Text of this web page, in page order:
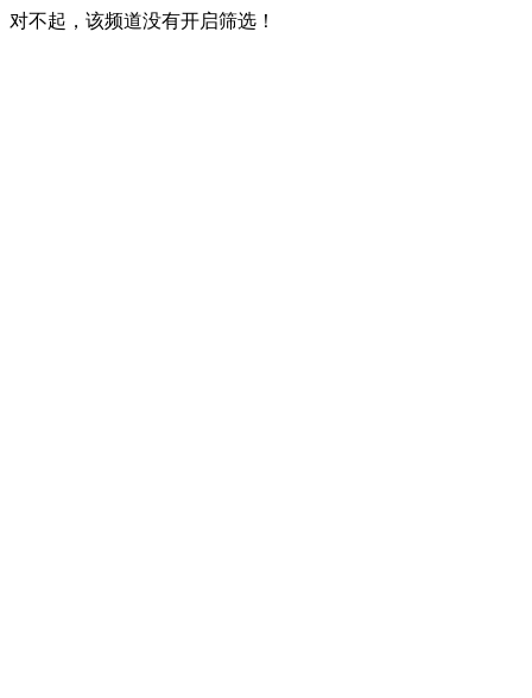
对不起，该频道没有开启筛选！